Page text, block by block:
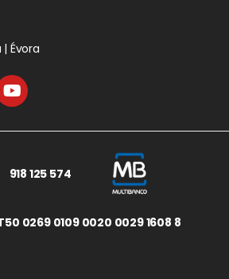
Évora
918 125 574
0269 0109 0020 0029 1608 8